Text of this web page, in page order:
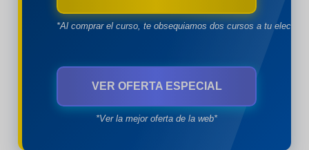
*Al comprar el curso, te obsequiamos dos cursos a tu
VER OFERTA ESPECIAL
*Ver la mejor oferta de la web*